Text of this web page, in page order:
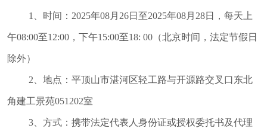
1、时间：2025年08月26日至2025年08月28日，每天上
午08:00至12:00，下午15:00至18: 00（北京时间，法定节假日
除外）
2、地点： 平顶山市湛河区轻工路与开源路交叉口东北
角建工景苑051202室
3、方式：携带法定代表人身份证或授权委托书及代理